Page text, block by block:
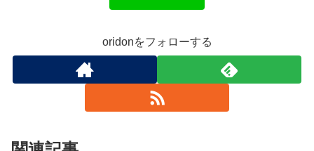
oridonをフォローする